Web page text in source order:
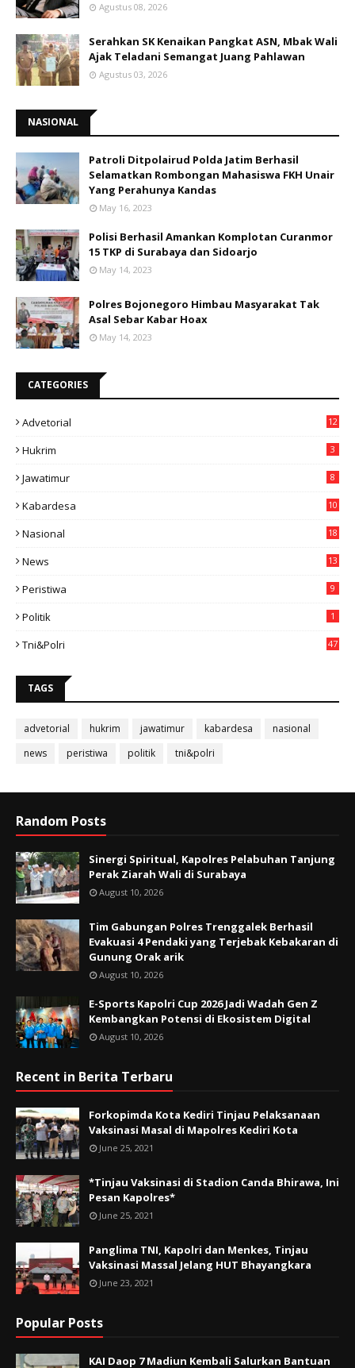
Agustus 08, 2026
Serahkan SK Kenaikan Pangkat ASN, Mbak Wali
Ajak Teladani Semangat Juang Pahlawan
Agustus 03, 2026
NASIONAL
Patroli Ditpolairud Polda Jatim Berhasil
Selamatkan Rombongan Mahasiswa FKH Unair
Yang Perahunya Kandas
May 16, 2023
Polisi Berhasil Amankan Komplotan Curanmor
15 TKP di Surabaya dan Sidoarjo
May 14, 2023
Polres Bojonegoro Himbau Masyarakat Tak
Asal Sebar Kabar Hoax
May 14, 2023
CATEGORIES
Advetorial 12
Hukrim 3
Jawatimur 8
Kabardesa
10
Nasional
18
News
13
Peristiwa 9
Politik 1
Tni&polri 47
TAGS
advetorial hukrim jawatimur kabardesa
nasional
news
peristiwa politik tni&polri
Random Posts
Sinergi Spiritual, Kapolres Pelabuhan Tanjung
Perak Ziarah Wali di Surabaya
August 10, 2026
Tim Gabungan Polres Trenggalek Berhasil
Evakuasi 4 Pendaki yang Terjebak Kebakaran di
Gunung Orak arik
August 10, 2026
E-Sports Kapolri Cup 2026 Jadi Wadah Gen Z
Kembangkan Potensi di Ekosistem Digital
August 10, 2026
Recent in Berita Terbaru
Forkopimda Kota Kediri Tinjau Pelaksanaan
Vaksinasi Masal di Mapolres Kediri Kota
June 25, 2021
*Tinjau Vaksinasi di Stadion Canda Bhirawa, Ini
Pesan Kapolres*
June 25, 2021
Panglima TNI, Kapolri dan Menkes, Tinjau
Vaksinasi Massal Jelang HUT Bhayangkara
June 23, 2021
Popular Posts
KAI Daop 7 Madiun Kembali Salurkan Bantuan